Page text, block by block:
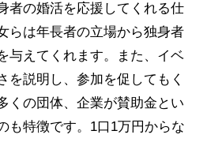
者の婚活を応援してくれる仕
らは年長者の立場から独身者
与えてくれます。また、イベ
を説明し、参加を促してもく
くの団体、企業が賛助金とい
も特徴です。1口1万円からな